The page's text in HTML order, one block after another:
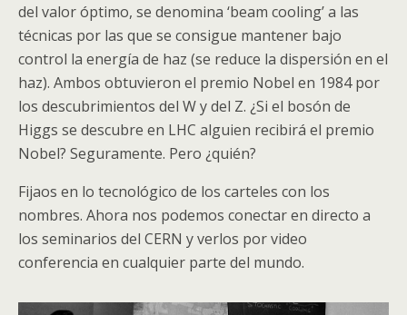
del valor óptimo, se denomina ‘beam cooling’ a las
técnicas por las que se consigue mantener bajo
control la energía de haz (se reduce la dispersión en el
haz). Ambos obtuvieron el premio Nobel en 1984 por
los descubrimientos del W y del Z. ¿Si el bosón de
Higgs se descubre en LHC alguien recibirá el premio
Nobel? Seguramente. Pero ¿quién?
Fijaos en lo tecnológico de los carteles con los
nombres. Ahora nos podemos conectar en directo a
los seminarios del CERN y verlos por video
conferencia en cualquier parte del mundo.